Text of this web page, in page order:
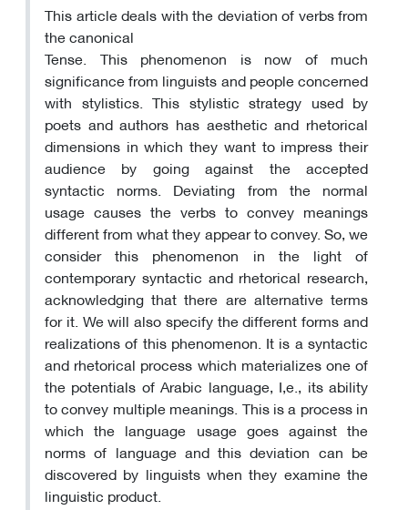
This article deals with the deviation of verbs from
the canonical
Tense. This phenomenon is now of much
significance from linguists and people concerned
with stylistics. This stylistic strategy used by
poets and authors has aesthetic and rhetorical
dimensions in which they want to impress their
audience by going against the accepted
syntactic norms. Deviating from the normal
usage causes the verbs to convey meanings
different from what they appear to convey. So, we
consider this phenomenon in the light of
contemporary syntactic and rhetorical research,
acknowledging that there are alternative terms
for it. We will also specify the different forms and
realizations of this phenomenon. It is a syntactic
and rhetorical process which materializes one of
the potentials of Arabic language, I,e., its ability
to convey multiple meanings. This is a process in
which the language usage goes against the
norms of language and this deviation can be
discovered by linguists when they examine the
linguistic product.